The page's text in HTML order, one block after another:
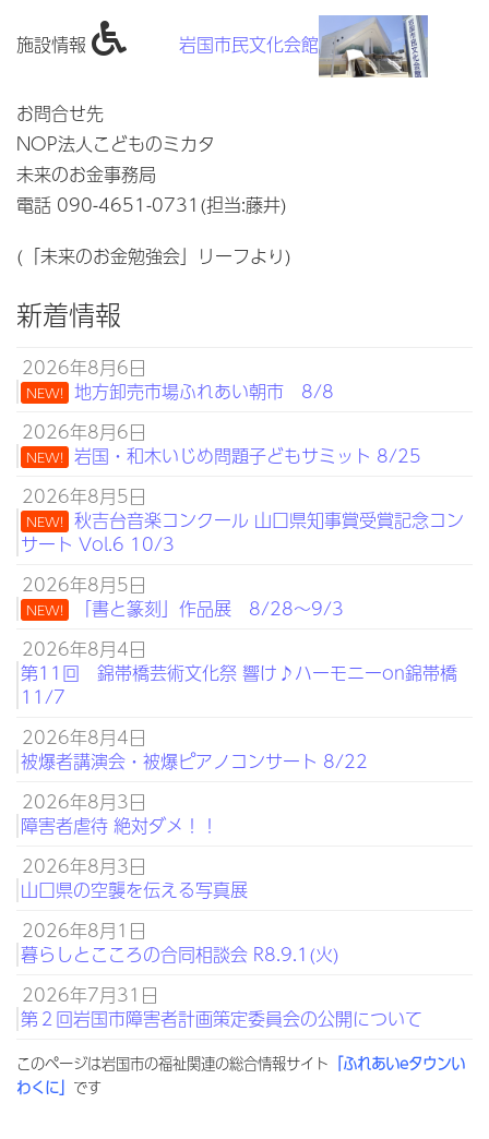
施設情報 岩国市民文化会館
お問合せ先
NOP法人こどものミカタ
未来のお金事務局
電話 090-4651-0731(担当:藤井)
(「未来のお金勉強会」リーフより)
新着情報
2026年8月6日
NEW! 地方卸売市場ふれあい朝市 8/8
2026年8月6日
NEW! 岩国・和木いじめ問題子どもサミット 8/25
2026年8月5日
NEW! 秋吉台音楽コンクール 山口県知事賞受賞記念コン
サート Vol.6 10/3
2026年8月5日
NEW!
「書と篆刻」作品展 8/28～9/3
2026年8月4日
第11回 錦帯橋芸術文化祭 響け♪ハーモニーon錦帯橋
11/7
2026年8月4日
被爆者講演会・被爆ピアノコンサート 8/22
2026年8月3日
障害者虐待 絶対ダメ！！
2026年8月3日
山口県の空襲を伝える写真展
2026年8月1日
暮らしとこころの合同相談会 R8.9.1(火)
2026年7月31日
第２回岩国市障害者計画策定委員会の公開について
このページは岩国市の福祉関連の総合情報サイト 「ふれあいeタウンい
わくに」 です